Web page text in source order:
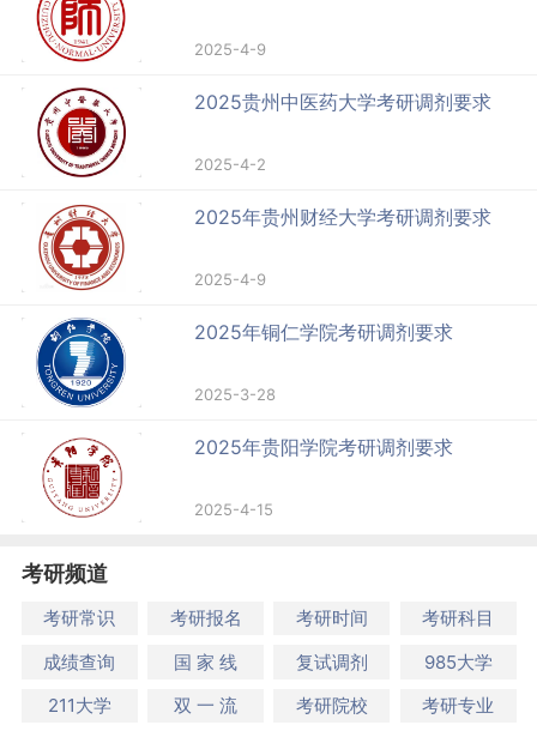
2025-4-9
2025贵州中医药大学考研调剂要求
2025-4-2
2025年贵州财经大学考研调剂要求
2025-4-9
2025年铜仁学院考研调剂要求
2025-3-28
2025年贵阳学院考研调剂要求
2025-4-15
考研频道
考研常识 考研报名 考研时间
考研科目
成绩查询
国 家 线 复试调剂
985大学
211大学
双 一 流 考研院校 考研专业